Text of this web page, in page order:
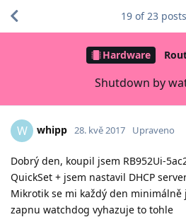
Hardware
Shutdown by
19 of23 posts
W whipp 28. kvě 2017 Upraveno
Dobrý den, koupil jsem RB952Ui-
QuickSet + jsem nastavil DHCP
Mikrotik se mi každý den
zapnu watchdog vyhazuje to tohle